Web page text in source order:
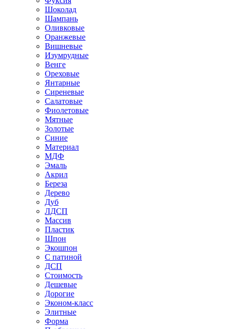
Шоколад
Шампань
Оливковые
Оранжевые
Вишневые
Изумрудные
Венге
Ореховые
Янтарные
Сиреневые
Салатовые
Фиолетовые
Мятные
Золотые
Синие
Материал
МДФ
Эмаль
Акрил
Береза
Дерево
Дуб
ЛДСП
Массив
Пластик
Шпон
Экошпон
С патиной
ДСП
Стоимость
Дешевые
Дорогие
Эконом-класс
Элитные
Форма